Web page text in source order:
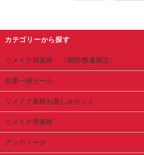
カテゴリーから探す
リメイク用素材 （期間/数量限定）
在庫一掃セール
リメイク素材お楽しみセット
リメイク用素材
アンティーク